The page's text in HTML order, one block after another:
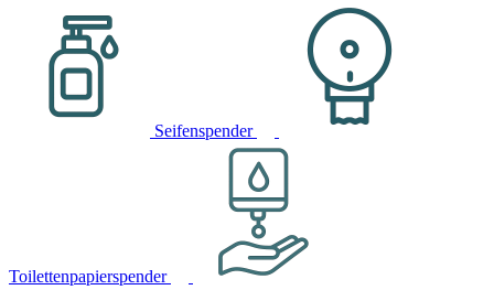
Seifenspender
Toilettenpapierspender